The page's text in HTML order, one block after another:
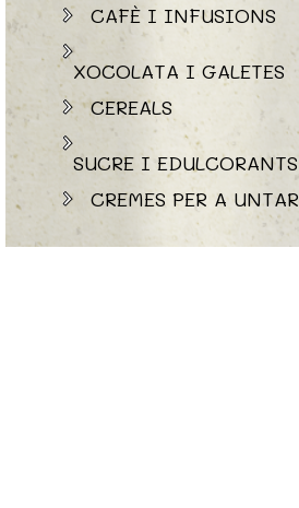
CAFÈ I INFUSIONS
XOCOLATA I GALETES
CEREALS
SUCRE I EDULCORANTS
CREMES PER A UNTAR